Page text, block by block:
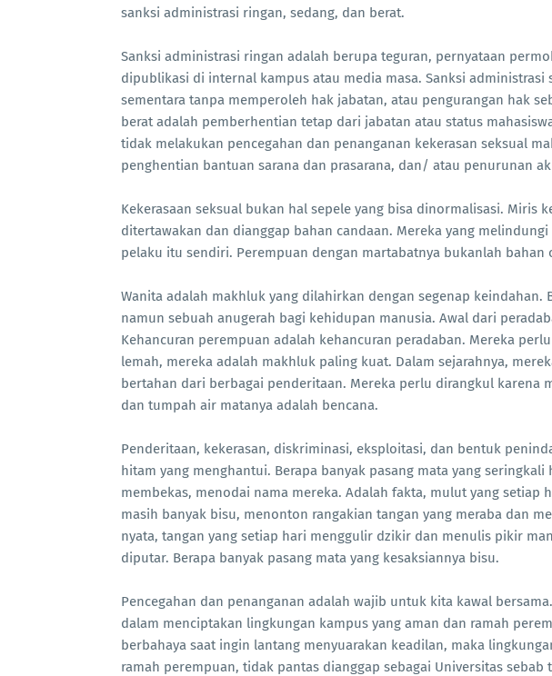
sanksi administrasi ringan, sedang, dan berat.
Sanksi administrasi ringan adalah berupa teguran, pernyataan
dipublikasi di internal kampus atau media masa. Sanksi administrasi
sementara tanpa memperoleh hak jabatan, atau pengurangan hak
berat adalah pemberhentian tetap dari jabatan atau status
tidak melakukan pencegahan dan penanganan kekerasan seksual
penghentian bantuan sarana dan prasarana, dan/ atau penurunan
Kekerasaan seksual bukan hal sepele yang bisa dinormalisasi. Miris
ditertawakan dan dianggap bahan candaan. Mereka yang
pelaku itu sendiri. Perempuan dengan martabatnya bukanlah bahan
Wanita adalah makhluk yang dilahirkan dengan segenap keindahan.
namun sebuah anugerah bagi kehidupan manusia. Awal dari
Kehancuran perempuan adalah kehancuran peradaban. Mereka
lemah, mereka adalah makhluk paling kuat. Dalam sejarahnya,
bertahan dari berbagai penderitaan. Mereka perlu dirangkul karena
dan tumpah air matanya adalah bencana.
Penderitaan, kekerasan, diskriminasi, eksploitasi, dan bentuk
hitam yang menghantui. Berapa banyak pasang mata yang
membekas, menodai nama mereka. Adalah fakta, mulut yang setiap
masih banyak bisu, menonton rangakian tangan yang meraba dan
nyata, tangan yang setiap hari menggulir dzikir dan menulis pikir
diputar. Berapa banyak pasang mata yang kesaksiannya bisu.
Pencegahan dan penanganan adalah wajib untuk kita kawal
dalam menciptakan lingkungan kampus yang aman dan ramah
berbahaya saat ingin lantang menyuarakan keadilan, maka
ramah perempuan, tidak pantas dianggap sebagai Universitas